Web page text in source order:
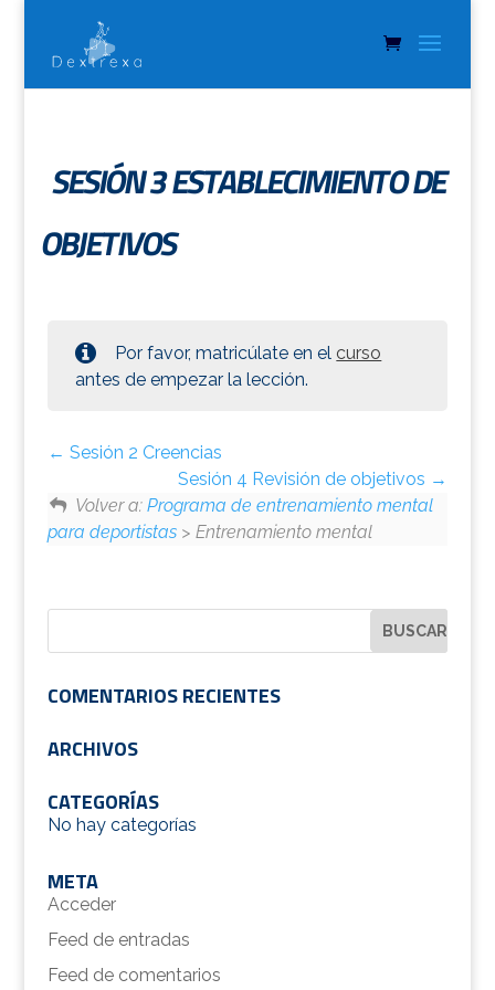
SESIÓN 3 ESTABLECIMIENTO DE
OBJETIVOS
Por favor, matricúlate en el curso
antes de empezar la lección.
Sesión 2 Creencias
Sesión 4 Revisión de objetivos
Volver a:Programa de entrenamiento mental
para deportistas> Entrenamiento mental
COMENTARIOS RECIENTES
ARCHIVOS
CATEGORÍAS
No hay categorías
META
Acceder
Feed de entradas
Feed de comentarios